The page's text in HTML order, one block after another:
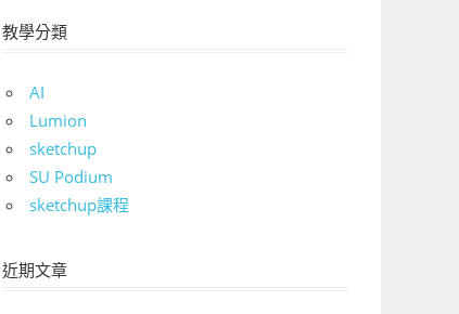
教學分類
AI
Lumion
sketchup
SU Podium
sketchup課程
近期文章